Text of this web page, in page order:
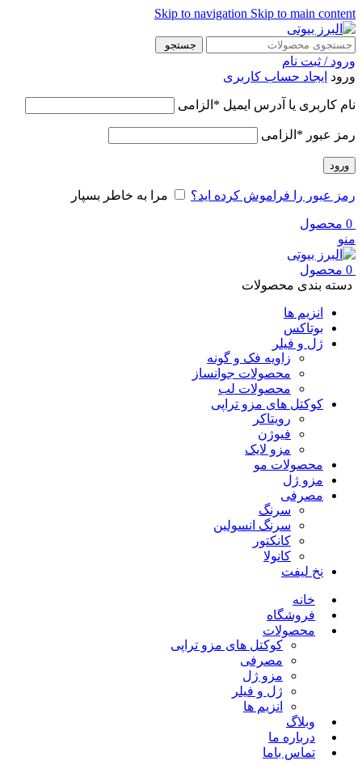
Skip to navigation Skip to main content
جستجو
ورود / ثبت نام
ورود ایجاد حساب کاربری
نام کاربری یا آدرس ایمیل * الزامی
رمز عبور * الزامی
ورود
رمز عبور را فراموش کرده اید؟ مرا به خاطر بسپار
0 محصول
منو
0 محصول
دسته بندی محصولات
انزیم ها
بوتاکس
ژل و فیلر
زاویه فک و گونه
محصولات جوانساز
محصولات لب
کوکتل های مزو تراپی
رویتاکر
فیوژن
مزو لایک
محصولات مو
مزو ژل
مصرفی
سرنگ
سرنگ انسولین
کانکتور
کانولا
نخ لیفت
خانه
فروشگاه
محصولات
کوکتل های مزو تراپی
مصرفی
مزو ژل
ژل و فیلر
انزیم ها
وبلاگ
درباره ما
تماس باما